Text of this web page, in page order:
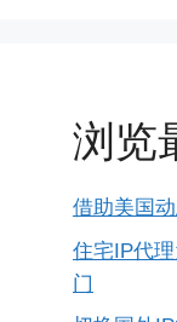
浏览
借助美国
住宅IP代
门